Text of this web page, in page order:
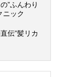
”ふんわり
ニック
伝”髪リカ